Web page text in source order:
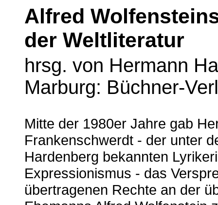
Alfred
der Weltliteratur
hrsg. von Hermann
Marburg: Büchner-
Mitte der 1980er Jahre gab
Frankenschwerdt - der unter
Hardenberg bekannten
Expressionismus - das
übertragenen Rechte an der